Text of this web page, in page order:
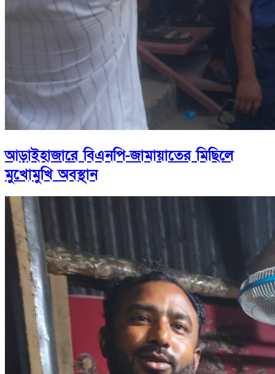
আড়াইহাজারে বিএনপি-জামায়াতের মিছিলে
মুখোমুখি অবস্থান